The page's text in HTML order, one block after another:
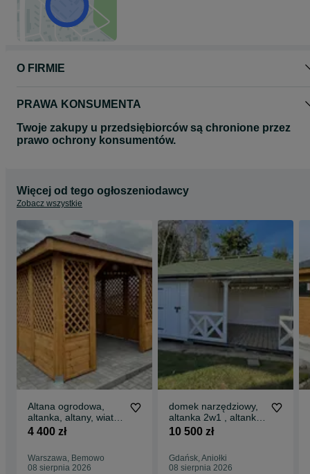
Sauna 3m + 1m przebieralnia+ 0,5m taras
Sauna 4m+ 1m przebieralnia + 0,5m taras
Bądźmy w kontakcie:
facebook.com/drewnol
O FIRMIE
PRAWA KONSUMENTA
Twoje zakupy u przedsiębiorców są chronione przez
prawo ochrony konsumentów.
Więcej od tego ogłoszeniodawcy
Zobacz wszystkie
Altana ogrodowa,
altanka, altany, wiaty,
domek,
4 400 zł
Warszawa, Bemowo
08 sierpnia 2026
domek narzędziowy,
altanka 2w1 , altanki,
wiaty, altany,
10 500 zł
Gdańsk, Aniołki
08 sierpnia 2026